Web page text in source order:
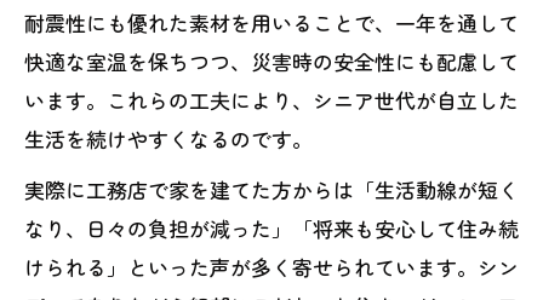
耐震性にも優れた素材を用いることで、一年を通して
快適な室温を保ちつつ、災害時の安全性にも配慮して
います。これらの工夫により、シニア世代が自立した
生活を続けやすくなるのです。
実際に工務店で家を建てた方からは「生活動線が短く
なり、日々の負担が減った」「将来も安心して住み続
けられる」といった声が多く寄せられています。シン